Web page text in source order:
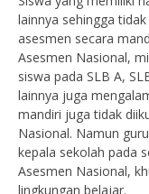
lainnya sehingga
asesmen secara
Asesmen Nasional,
siswa pada SLB A,
lainnya juga
mandiri juga tidak
Nasional. Namun
kepala sekolah pada
Asesmen Nasional,
lingkungan belajar.